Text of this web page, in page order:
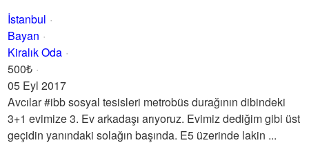
İstanbul
Bayan
Kiralık Oda
500₺
05 Eyl 2017
Avcılar #ibb sosyal tesisleri metrobüs durağının dibindeki
3+1 evimize 3. Ev arkadaşı arıyoruz. Evimiz dediğim gibi üst
geçidin yanındaki solağın başında. E5 üzerinde lakin ...